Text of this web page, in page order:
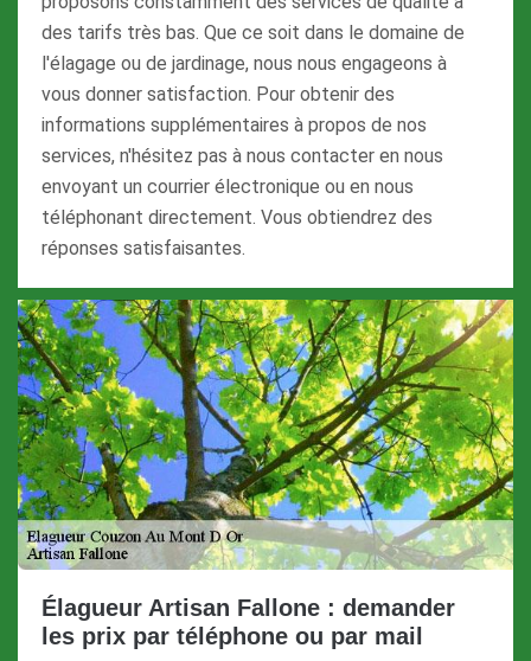
des tarifs très bas. Que ce soit dans le domaine de
l'élagage ou de jardinage, nous nous engageons à
vous donner satisfaction. Pour obtenir des
informations supplémentaires à propos de nos
services, n'hésitez pas à nous contacter en nous
envoyant un courrier électronique ou en nous
téléphonant directement. Vous obtiendrez des
réponses satisfaisantes.
Élagueur Artisan Fallone : demander
les prix par téléphone ou par mail